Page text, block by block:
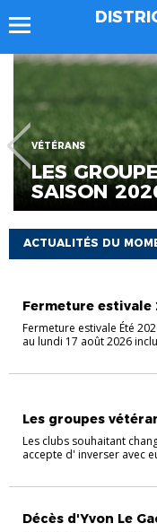
VÉTÉRANS
LES
SAISON
ACTUALITÉS DU
Fermeture estivale
Fermeture estivale Été
au lundi 17 août 2026
Les groupes
Les clubs souhaitant
accepte d' inverser avec
Décès d'Yvon Le